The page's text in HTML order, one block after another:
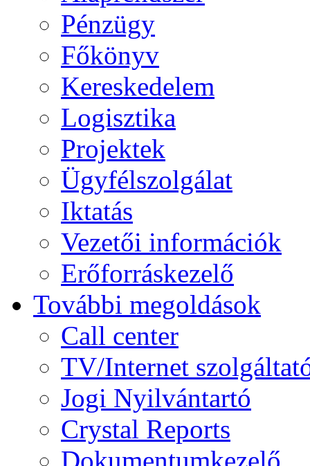
Pénzügy
Főkönyv
Kereskedelem
Logisztika
Projektek
Ügyfélszolgálat
Iktatás
Vezetői információk
Erőforráskezelő
További megoldások
Call center
TV/Internet
Jogi Nyilvántartó
Crystal Reports
Dokumentumkezelő